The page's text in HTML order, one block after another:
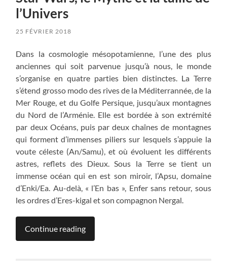
l’Univers
25 FÉVRIER 2018
Dans la cosmologie mésopotamienne, l’une des plus
anciennes qui soit parvenue jusqu’à nous, le monde
s’organise en quatre parties bien distinctes. La Terre
s’étend grosso modo des rives de la Méditerrannée, de la
Mer Rouge, et du Golfe Persique, jusqu’aux montagnes
du Nord de l’Arménie. Elle est bordée à son extrémité
par deux Océans, puis par deux chaînes de montagnes
qui forment d’immenses piliers sur lesquels s’appuie la
voute céleste (An/Samu), et où évoluent les différents
astres, reflets des Dieux. Sous la Terre se tient un
immense océan qui en est son miroir, l’Apsu, domaine
d’Enki/Ea. Au-delà, « l’En bas », Enfer sans retour, sous
les ordres d’Eres-kigal et son compagnon Nergal.
Continue reading